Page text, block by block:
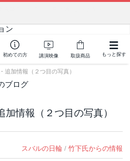
初めての方 講演映像 取扱商品 もっと探す
追加情報（２つ目の写真）
加情報（２つ目の写真）
スバルの日輪 / 竹下氏からの情報